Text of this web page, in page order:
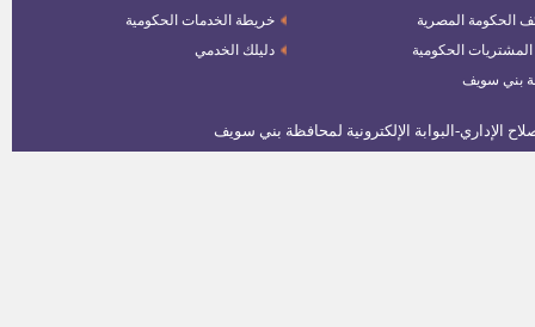
للمؤهلات العليا
للمؤهلات المتوسطة وفوق
المتوسطة
الحكومة المصرية
المشتريات الحكومية
بني سويف
خريطة الخدمات الحكومية
دليلك الخدمي